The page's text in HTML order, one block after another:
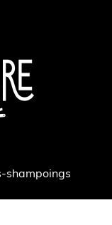
shampoings